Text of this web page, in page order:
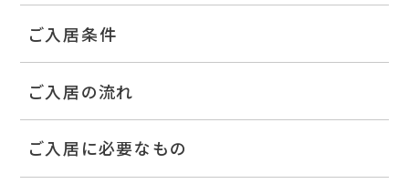
ご入居条件
ご入居の流れ
ご入居に必要なもの